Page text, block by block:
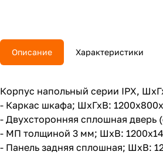
Описание Характеристики
Корпус напольный серии IPX,
- Каркас шкафа; ШхГхВ:
- Двухсторонняя сплошная
- МП толщиной 3 мм; ШхВ:
- Панель задняя сплошная; ШхВ: